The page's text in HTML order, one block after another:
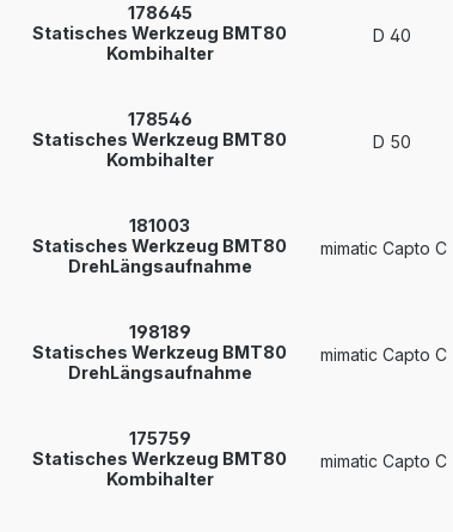
178645
Statisches Werkzeug BMT80
Kombihalter
D 40
178546
Statisches Werkzeug BMT80
Kombihalter
D 50
181003
Statisches Werkzeug BMT80
DrehLängsaufnahme
mimatic Capto C
198189
Statisches Werkzeug BMT80
DrehLängsaufnahme
mimatic Capto C
175759
Statisches Werkzeug BMT80
Kombihalter
mimatic Capto C